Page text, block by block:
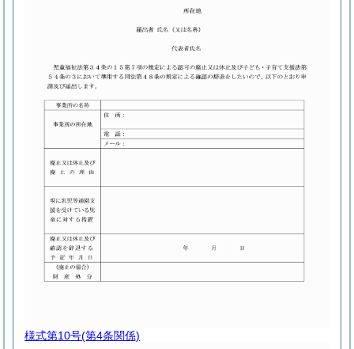
様式第10号(第4条関係)